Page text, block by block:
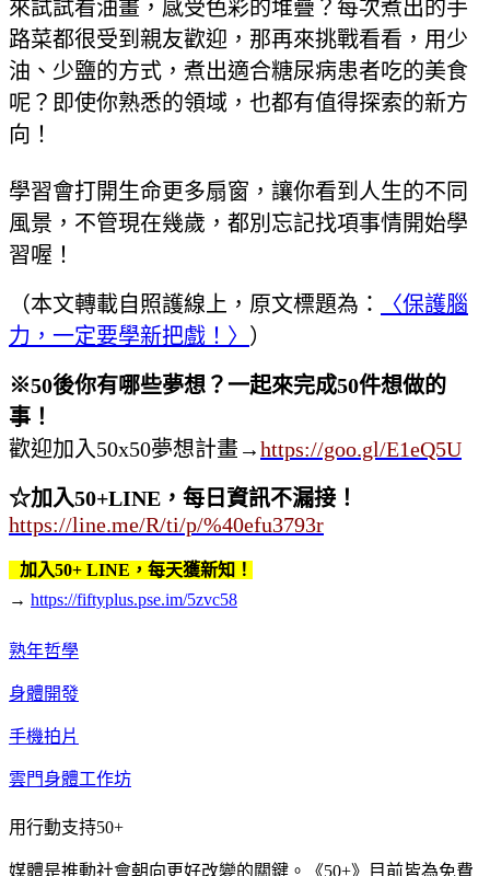
來試試看油畫，感受色彩的堆疊？每次煮出的手
路菜都很受到親友歡迎，那再來挑戰看看，用少
油、少鹽的方式，煮出適合糖尿病患者吃的美食
呢？即使你熟悉的領域，也都有值得探索的新方
向！
學習會打開生命更多扇窗，讓你看到人生的不同
風景，不管現在幾歲，都別忘記找項事情開始學
習喔！
（本文轉載自照護線上，原文標題為：
〈保護腦
力，一定要學新把戲！〉 ）
※50後你有哪些夢想？一起來完成50件想做的
事！
歡迎加入50x50夢想計畫 →https://goo.gl/E1eQ5U
☆加入50+LINE，每日資訊不漏接！
https://line.me/R/ti/p/%40efu3793r
加入50+ LINE，每天獲新知！
→ https://fiftyplus.pse.im/5zvc58
熟年哲學
身體開發
手機拍片
雲門身體工作坊
用行動支持50+
媒體是推動社會朝向更好改變的關鍵。《50+》目前皆為免費